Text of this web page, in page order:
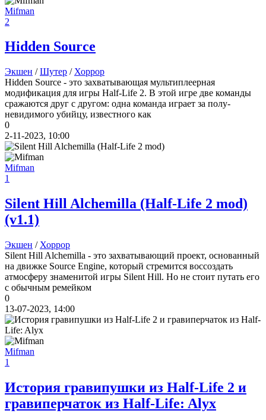
Mifman
2
Hidden Source
Экшен /Шутер / Хоррор
Hidden Source - это захватывающая мультиплеерная
модификация для игры Half-Life 2. В этой игре две команды
сражаются друг с другом: одна команда играет за полу-
невидимого убийцу, известного как
0
2-11-2023, 10:00
Mifman
1
Silent Hill Alchemilla (Half-Life 2 mod)
(v1.1)
Экшен / Хоррор
Silent Hill Alchemilla - это захватывающий проект, основанный
на движке Source Engine, который стремится воссоздать
атмосферу знаменитой игры Silent Hill. Но не стоит путать его
с обычным ремейком
0
13-07-2023, 14:00
Mifman
1
История гравипушки из Half-Life 2 и
гравиперчаток из Half-Life: Alyx